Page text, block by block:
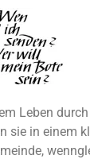
Leben
sie in einem